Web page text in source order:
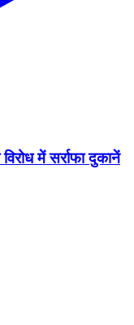
में सर्राफा दुकानें